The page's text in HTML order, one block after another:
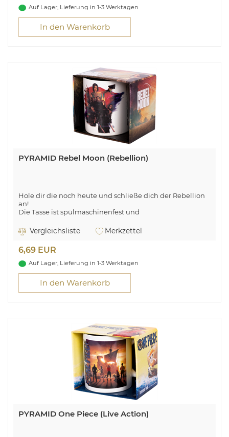
Auf Lager, Lieferung in 1-3 Werktagen
In den Warenkorb
PYRAMID Rebel Moon (Rebellion)
Hole dir die noch heute und schließe dich der Rebellion
an!
Die Tasse ist spülmaschinenfest und
Vergleichsliste
Merkzettel
6,69 EUR
Auf Lager, Lieferung in 1-3 Werktagen
In den Warenkorb
PYRAMID One Piece (Live Action)